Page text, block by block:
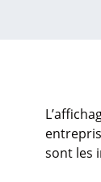
sont les